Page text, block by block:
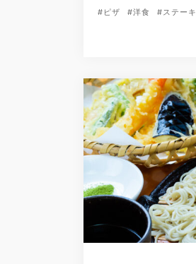
#ピザ #洋食 #ステーキ